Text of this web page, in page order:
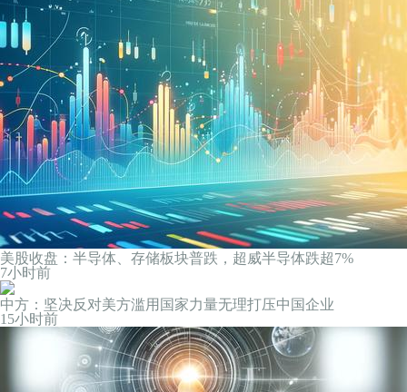
美股收盘：半导体、存储板块普跌，超威半导体跌超7%
7小时前
中方：坚决反对美方滥用国家力量无理打压中国企业
15小时前